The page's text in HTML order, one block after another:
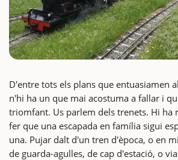
D'entre tots els plans que entuasiamen
n'hi ha un que mai acostuma a fallar i
triomfant. Us parlem dels trenets. Hi ha
fer que una escapada en família sigui
una. Pujar dalt d'un tren d'època, o en
de guarda-agulles, de cap d'estació, o